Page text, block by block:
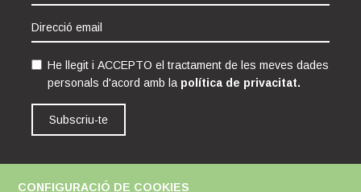
He llegit i ACCEPTO el tractament de les meves dades
personals d'acord amb la política de privacitat.
Subscriu-te
CONFIGURACIÓ DE COOKIES